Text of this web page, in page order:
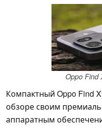
Oppo Find
Компактный Oppo Find
обзоре своим
аппаратным